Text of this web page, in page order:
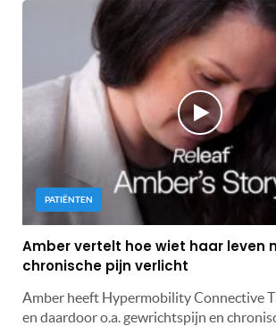
PATIËNTEN
Amber vertelt hoe wiet haar leven
chronische pijn verlicht
Amber heeft Hypermobility Connective
en daardoor o.a. gewrichtspijn en